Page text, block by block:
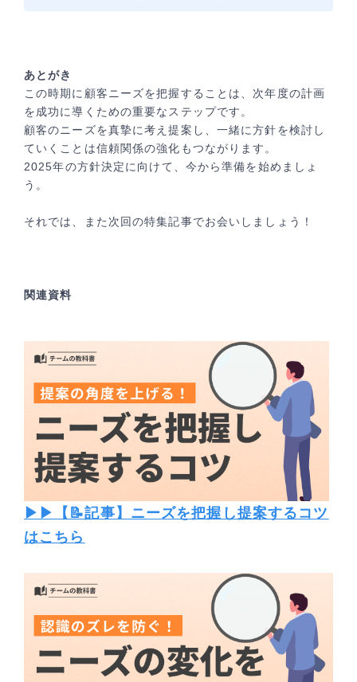
あとがき
この時期に顧客ニーズを把握することは、次年度の計画
を成功に導くための重要なステップです。
顧客のニーズを真摯に考え提案し、一緒に方針を検討し
ていくことは信頼関係の強化もつながります。
2025年の方針決定に向けて、今から準備を始めましょ
う。
それでは、また次回の特集記事でお会いしましょう！
関連資料
▶▶【📝記事】ニーズを把握し提案するコツ
はこちら